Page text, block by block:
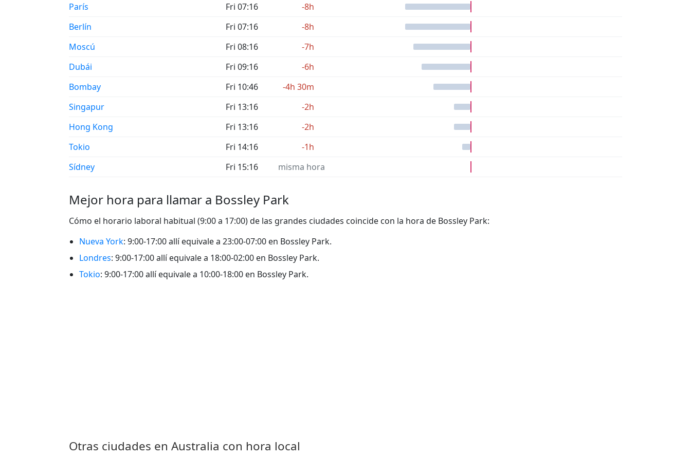
París
Fri 07:16
-8h
Berlín
Fri 07:16
-8h
Moscú
Fri 08:16
-7h
Dubái
Fri 09:16
-6h
Bombay
Fri 10:46
-4h 30m
Singapur
Fri 13:16
-2h
Hong Kong
Fri 13:16
-2h
Tokio
Fri 14:16
-1h
Sídney
Fri 15:16 misma hora
Mejor hora para llamar a Bossley Park
Cómo el horario laboral habitual (9:00 a 17:00) de las grandes ciudades coincide con la hora de Bossley Park:
Nueva York: 9:00-17:00 allí equivale a 23:00-07:00 en Bossley Park.
Londres: 9:00-17:00 allí equivale a 18:00-02:00 en Bossley Park.
Tokio: 9:00-17:00 allí equivale a 10:00-18:00 en Bossley Park.
Otras ciudades en Australia con hora local